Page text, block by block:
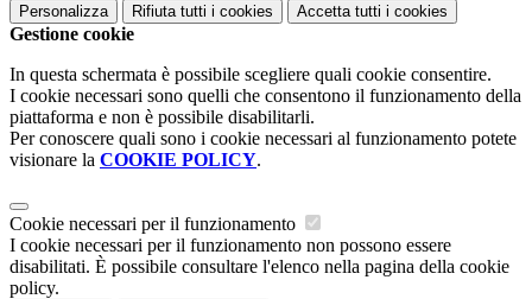
Personalizza Rifiuta tutti i cookies Accetta tutti i cookies
Gestione cookie
In questa schermata è possibile scegliere quali cookie consentire.
I cookie necessari sono quelli che consentono il funzionamento della
piattaforma e non è possibile disabilitarli.
Per conoscere quali sono i cookie necessari al funzionamento potete
visionare la COOKIE POLICY.
Cookie necessari per il funzionamento
I cookie necessari per il funzionamento non possono essere
disabilitati. È possibile consultare l'elenco nella pagina della cookie
policy.